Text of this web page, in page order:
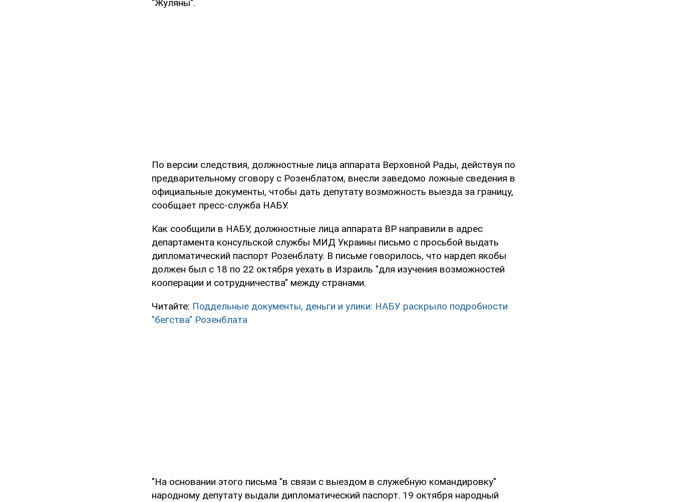
"Жуляны".
По версии следствия, должностные лица аппарата Верховной Рады, действуя по
предварительному сговору с Розенблатом, внесли заведомо ложные сведения в
официальные документы, чтобы дать депутату возможность выезда за границу,
сообщает пресс-служба НАБУ.
Как сообщили в НАБУ, должностные лица аппарата ВР направили в адрес
департамента консульской службы МИД Украины письмо с просьбой выдать
дипломатический паспорт Розенблату. В письме говорилось, что нардеп якобы
должен был с 18 по 22 октября уехать в Израиль "для изучения возможностей
кооперации и сотрудничества" между странами.
Читайте: Поддельные документы, деньги и улики: НАБУ раскрыло подробности
"бегства" Розенблата
"На основании этого письма "в связи с выездом в служебную командировку"
народному депутату выдали дипломатический паспорт. 19 октября народный